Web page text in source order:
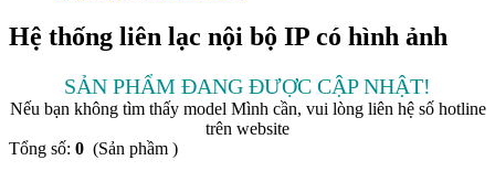
Hệ thống liên lạc nội bộ IP có hình ảnh
SẢN PHẨM ĐANG ĐƯỢC CẬP NHẬT!
Nếu bạn không tìm thấy model Mình cần, vui lòng liên hệ số hotline
trên website
Tổng số: 0 (Sản phầm )